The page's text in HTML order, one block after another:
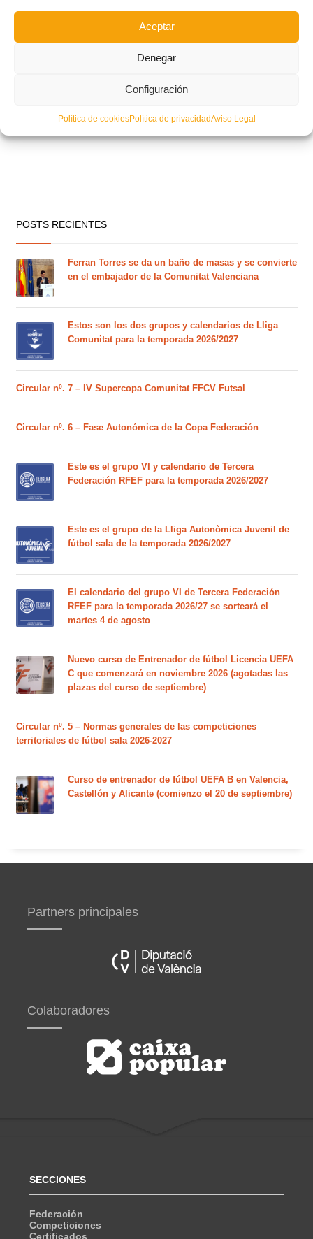
Aceptar
Denegar
Configuración
Política de cookiesPolítica de privacidadAviso Legal
POSTS RECIENTES
Ferran Torres se da un baño de masas y se convierte
en el embajador de la Comunitat Valenciana
Estos son los dos grupos y calendarios de Lliga
Comunitat para la temporada 2026/2027
Circular nº. 7 – IV Supercopa Comunitat FFCV Futsal
Circular nº. 6 – Fase Autonómica de la Copa Federación
Este es el grupo VI y calendario de Tercera
Federación RFEF para la temporada 2026/2027
Este es el grupo de la Lliga Autonòmica Juvenil de
fútbol sala de la temporada 2026/2027
El calendario del grupo VI de Tercera Federación
RFEF para la temporada 2026/27 se sorteará el
martes 4 de agosto
Nuevo curso de Entrenador de fútbol Licencia UEFA
C que comenzará en noviembre 2026 (agotadas las
plazas del curso de septiembre)
Circular nº. 5 – Normas generales de las competiciones
territoriales de fútbol sala 2026-2027
Curso de entrenador de fútbol UEFA B en Valencia,
Castellón y Alicante (comienzo el 20 de septiembre)
Partners principales
Colaboradores
SECCIONES
Federación
Competiciones
Certificados